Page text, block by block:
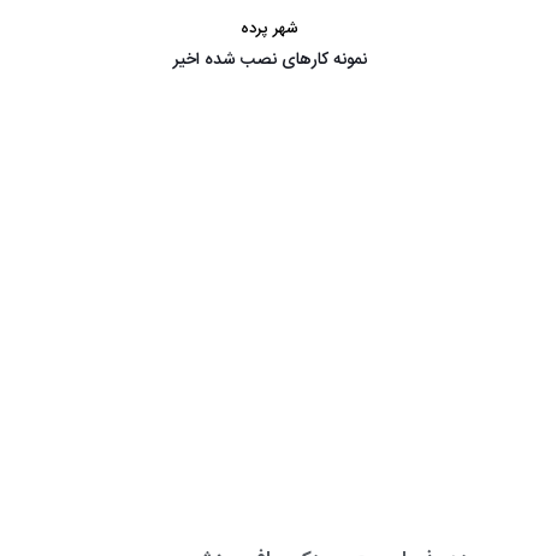
شهر پرده
نمونه کارهای نصب شده اخیر